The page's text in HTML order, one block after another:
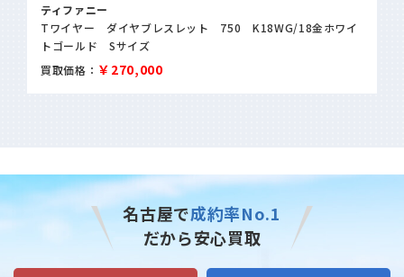
ティファニー
Tワイヤー ダイヤブレスレット 750 K18WG/18金ホワイ
トゴールド Sサイズ
買取価格： ￥270,000
名古屋で成約率No.1
だから安心買取